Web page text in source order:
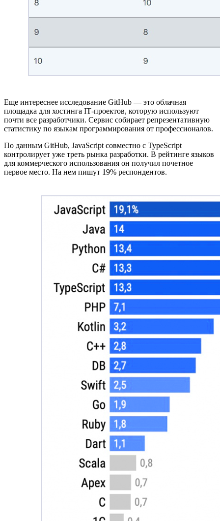
Еще интереснее исследование GitHub — это облачная
площадка для хостинга IТ-проектов, которую используют
почти все разработчики. Сервис собирает репрезентативную
статистику по языкам программирования от профессионалов.
По данным GitHub, JavaScript совместно с TypeScript
контролирует уже треть рынка разработки. В рейтинге языков
для коммерческого использования он получил почетное
первое место. На нем пишут 19% респондентов.